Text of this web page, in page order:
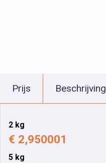
Prijs Beschrijving
2 kg
€ 2,950001
5 kg